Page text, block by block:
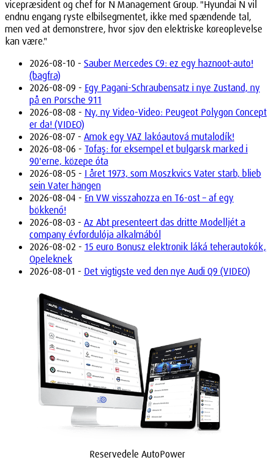
vicepræsident og chef for N Management Group. "Hyundai N vil
endnu engang ryste elbilsegmentet, ikke med spændende tal,
men ved at demonstrere, hvor sjov den elektriske køreoplevelse
kan være."
2026-08-10 - Sauber Mercedes C9: ez egy haznoot-auto!
(bagfra)
2026-08-09 - Egy Pagani-Schraubensatz i nye Zustand, ny
på en Porsche 911
2026-08-08 - Ny, ny Video-Video: Peugeot Polygon Concept
er da! (VIDEO)
2026-08-07 - Amok egy VAZ lakóautová mutalodík!
2026-08-06 - Tofaş: for eksempel et bulgarsk marked i
90'erne, közepe óta
2026-08-05 - I året 1973, som Moszkvics Vater starb, blieb
sein Vater hängen
2026-08-04 - En VW visszahozza en T6-ost – af egy
bökkenő!
2026-08-03 - Az Abt presenteert das dritte Modelljét a
company évfordulója alkalmából
2026-08-02 - 15 euro Bonusz elektronik láká teherautokók,
Opeleknek
2026-08-01 - Det vigtigste ved den nye Audi Q9 (VIDEO)
Reservedele AutoPower